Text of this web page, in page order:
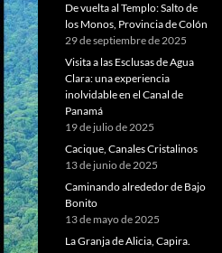
De vuelta al Templo: Salto de
los Monos, Provincia de Colón
29 de septiembre de 2025
Visita a las Esclusas de Agua
Clara: una experiencia
inolvidable en el Canal de
Panamá
19 de julio de 2025
Cacique, Canales Cristalinos
13 de junio de 2025
Caminando alrededor de Bajo
Bonito
13 de mayo de 2025
La Granja de Alicia, Capira.